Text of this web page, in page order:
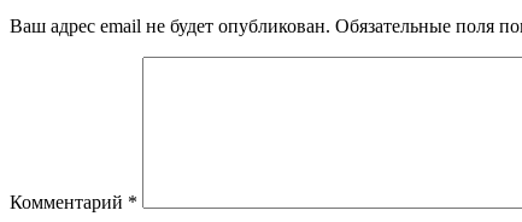
Ваш адрес email не будет опубликован. Обязательные поля
Комментарий *